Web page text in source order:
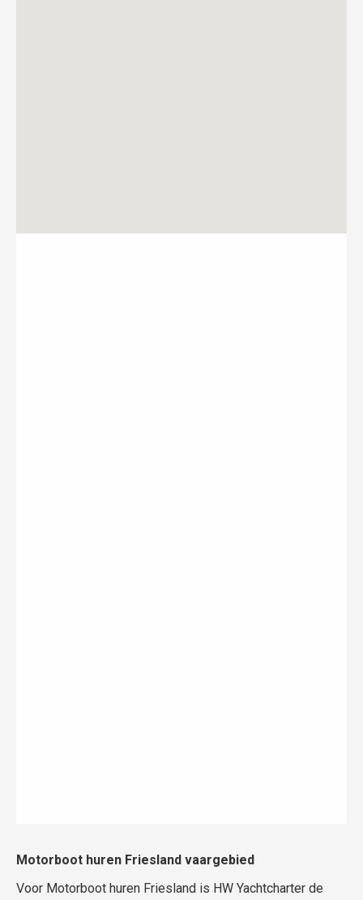
Motorboot huren Friesland vaargebied
Voor Motorboot huren Friesland is HW Yachtcharter de